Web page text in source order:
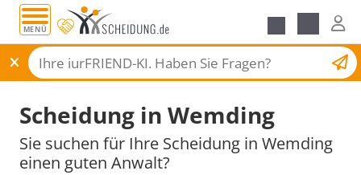
MENÜ
Scheidungsantrag
Scheidung in Wemding
Sie suchen für Ihre Scheidung in Wemding
einen guten Anwalt?